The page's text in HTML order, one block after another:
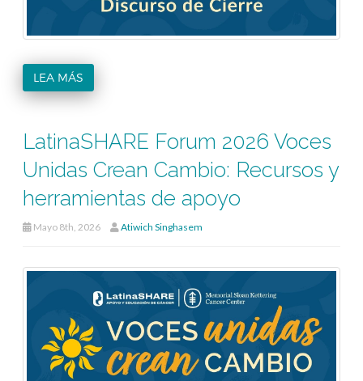
LEA MÁS
LatinaSHARE Forum 2026 Voces
Unidas Crean Cambio: Recursos y
herramientas de apoyo
Mayo 8th, 2026 Atiwich Singhasem